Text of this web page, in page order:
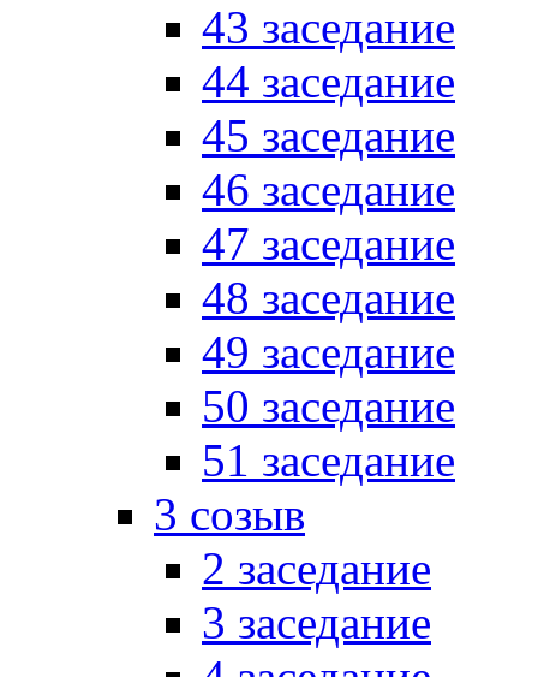
43 заседание
44 заседание
45 заседание
46 заседание
47 заседание
48 заседание
49 заседание
50 заседание
51 заседание
3 созыв
2 заседание
3 заседание